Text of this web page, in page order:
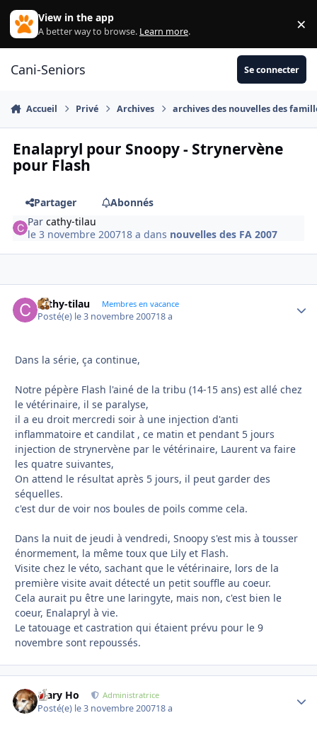
Aller au contenu
View in the app
A better way to browse. Learn more. ×
Cani-Seniors Se connecter
Accueil Privé Archives archives des nouvelles des
Enalapryl pour Snoopy - Strynervène
pour Flash
Partager
Abonnés
Parcathy-tilau
le 3 novembre 200718 a dans nouvelles des FA 2007
cathy-tilau Membres en vacance
Posté(e) le 3 novembre 200718 a
Dans la série, ça continue,
Notre pépère Flash l'ainé de la tribu (14-15 ans) est allé chez
le vétérinaire, il se paralyse,
il a eu droit mercredi soir à une injection d'anti
inflammatoire et candilat , ce matin et pendant 5 jours
injection de strynervène par le vétérinaire, Laurent va faire
les quatre suivantes,
On attend le résultat après 5 jours, il peut garder des
séquelles.
c'est dur de voir nos boules de poils comme cela.
Dans la nuit de jeudi à vendredi, Snoopy s'est mis à tousser
énormement, la même toux que Lily et Flash.
Visite chez le véto, sachant que le vétérinaire, lors de la
première visite avait détecté un petit souffle au coeur.
Cela aurait pu être une laringyte, mais non, c'est bien le
coeur, Enalapryl à vie.
Le tatouage et castration qui étaient prévu pour le 9
novembre sont repoussés.
Mary Ho Administratrice
Posté(e) le 3 novembre 200718 a